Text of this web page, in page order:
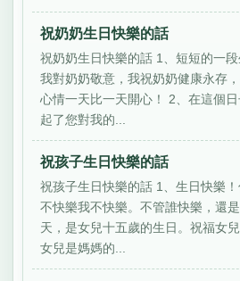
祝奶奶生日快樂的話
祝奶奶生日快樂的話 1、短短的一
我對奶奶敬意，我祝奶奶健康永存
心情一天比一天開心！ 2、在這個
起了您對我的...
祝孩子生日快樂的話
祝孩子生日快樂的話 1、生日快樂
不快樂我不快樂。不管誰快樂，還
天，是女兒十五歲的生日。祝福女
女兒是媽媽的...